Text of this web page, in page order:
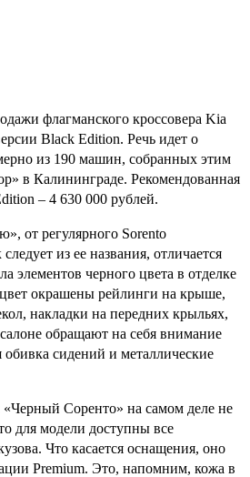
флагманского кроссовера Kia
Black Edition. Речь идет о
из 190 машин, собранных этим
в Калининграде. Рекомендованная
– 4 630 000 рублей.
от регулярного Sorento
из ее названия, отличается
элементов черного цвета в отделке
окрашены рейлинги на крыше,
накладки на передних крыльях,
обращают на себя внимание
сидений и металлические
«Черный Соренто» на самом деле не
для модели доступны все
Что касается оснащения, оно
Premium. Это, напомним, кожа в